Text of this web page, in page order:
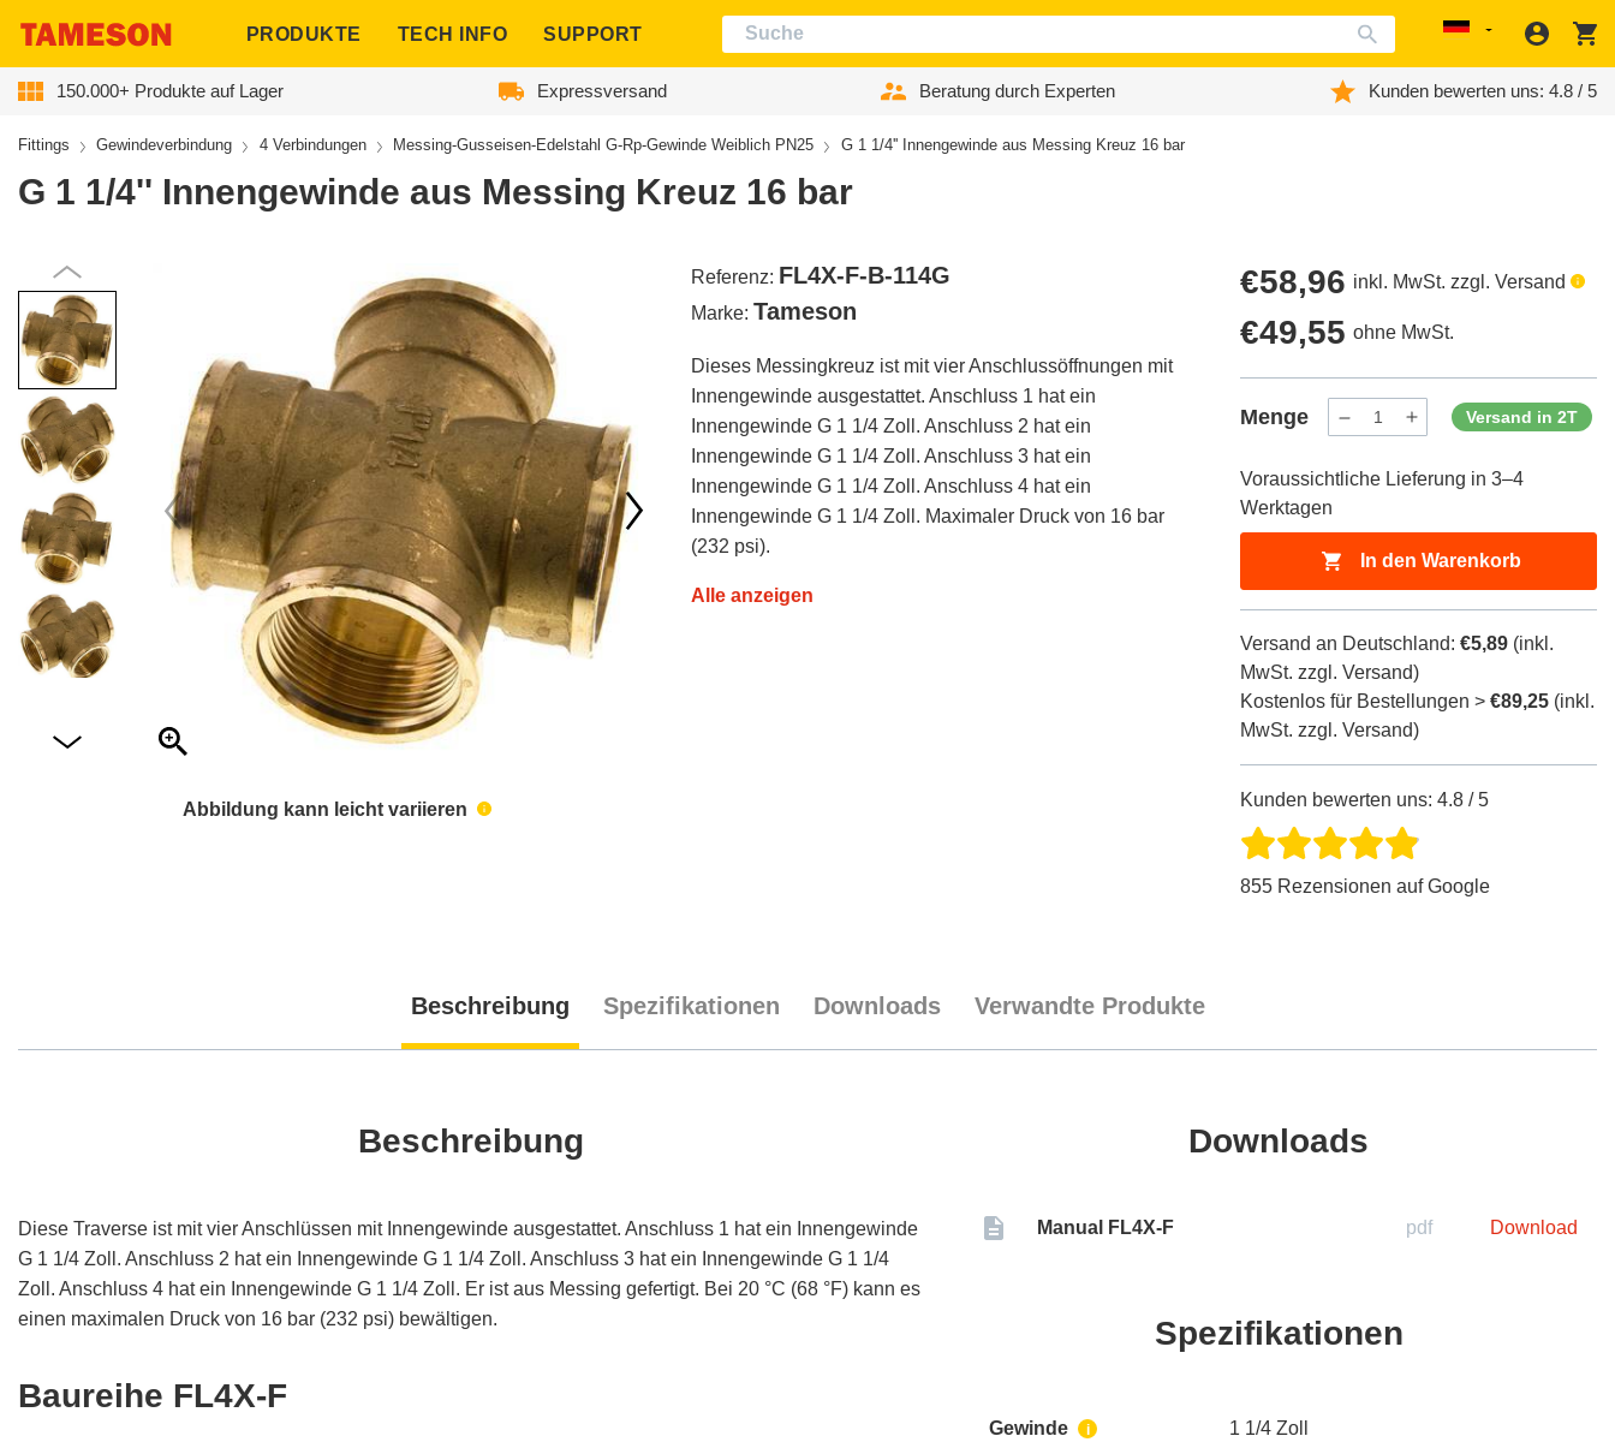
PRODUKTE TECH INFO SUPPORT Localization
150.000+ Produkte auf Lager Expressversand Beratung durch Experten Kunden bewerten uns: 4.8 / 5
Fittings Gewindeverbindung 4 Verbindungen Messing-Gusseisen-Edelstahl G-Rp-Gewinde Weiblich PN25 G 1 1/4'' Innengewinde aus Messing Kreuz 16 bar
G 1 1/4'' Innengewinde aus Messing Kreuz 16 bar
Abbildung kann leicht variieren
Referenz: FL4X-F-B-114G
Marke: Tameson
Dieses Messingkreuz ist mit vier Anschlussöffnungen mit
Innengewinde ausgestattet. Anschluss 1 hat ein
Innengewinde G 1 1/4 Zoll. Anschluss 2 hat ein
Innengewinde G 1 1/4 Zoll. Anschluss 3 hat ein
Innengewinde G 1 1/4 Zoll. Anschluss 4 hat ein
Innengewinde G 1 1/4 Zoll. Maximaler Druck von 16 bar
(232 psi).
Alle anzeigen
Regulärer
Preis
€58,96 inkl. MwSt. zzgl. Versand
Regulärer
Preis
€49,55 ohne MwSt.
Menge
Menge
ProductDrop
Menge
ProductDrop
Versand in 2T
Voraussichtliche Lieferung in 3–4
Werktagen
In den Warenkorb
Versand an Deutschland:€5,89 (inkl.
MwSt. zzgl. Versand)
Kostenlos für Bestellungen >€89,25 (inkl.
MwSt. zzgl. Versand)
Kunden bewerten uns: 4.8 / 5
855 Rezensionen auf Google
Beschreibung Spezifikationen Downloads Verwandte Produkte
Beschreibung
Diese Traverse ist mit vier Anschlüssen mit Innengewinde ausgestattet. Anschluss 1 hat ein Innengewinde
G 1 1/4 Zoll. Anschluss 2 hat ein Innengewinde G 1 1/4 Zoll. Anschluss 3 hat ein Innengewinde G 1 1/4
Zoll. Anschluss 4 hat ein Innengewinde G 1 1/4 Zoll. Er ist aus Messing gefertigt. Bei 20 °C (68 °F) kann es
einen maximalen Druck von 16 bar (232 psi) bewältigen.
Baureihe FL4X-F
Downloads
Manual FL4X-F pdf Download
Spezifikationen
Gewinde i 1 1/4 Zoll